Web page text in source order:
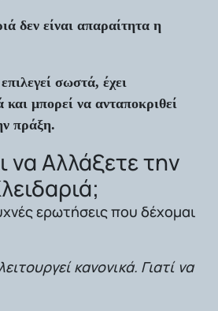
δεν είναι απαραίτητα η
σωστά, έχει
μπορεί να ανταποκριθεί
πράξη.
να Αλλάξετε την
ερωτήσεις που δέχομαι
κανονικά. Γιατί να